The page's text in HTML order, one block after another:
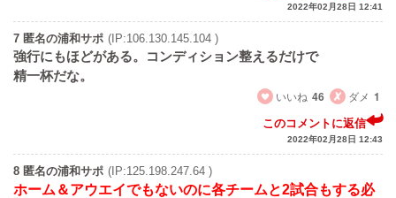
2022年02月28日 12:41
7 匿名の浦和サポ (IP:106.130.145.104 )
強行にもほどがある。コンディション整えるだけで
精一杯だな。
いいね 46 ダメ 1
このコメントに返信
2022年02月28日 12:43
8 匿名の浦和サポ (IP:125.198.247.64 )
ホーム＆アウエイでもないのに各チームと2試合もする必